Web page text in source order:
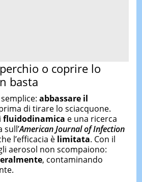
o coprire lo
basta
abbassare il
di tirare lo sciacquone.
fluidodinamica e una ricerca
American Journal of Infection
l’efficacia è limitata. Con il
aerosol non scompaiono:
, contaminando